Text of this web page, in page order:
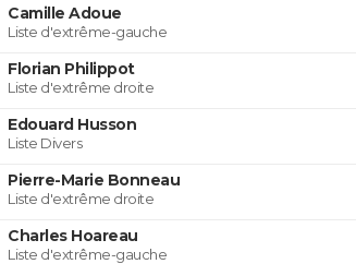
Camille Adoue
Liste d'extrême-gauche
Florian Philippot
Liste d'extrême droite
Edouard Husson
Liste Divers
Pierre-Marie Bonneau
Liste d'extrême droite
Charles Hoareau
Liste d'extrême-gauche